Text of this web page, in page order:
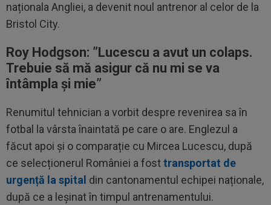
naționala Angliei, a devenit noul antrenor al celor de la
Bristol City.
Roy Hodgson: ”Lucescu a avut un colaps.
Trebuie să mă asigur că nu mi se va
întâmpla și mie”
Renumitul tehnician a vorbit despre revenirea sa în
fotbal la vârsta înaintată pe care o are. Englezul a
făcut apoi și o comparație cu Mircea Lucescu, după
ce selecționerul României a fosttransportat de
urgență la spital din cantonamentul echipei naționale,
după ce a leșinat în timpul antrenamentului.